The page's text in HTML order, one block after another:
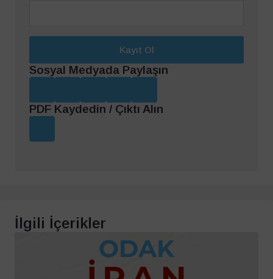
Kayıt Ol
Sosyal Medyada Paylaşın
PDF Kaydedin / Çıktı Alın
İlgili İçerikler